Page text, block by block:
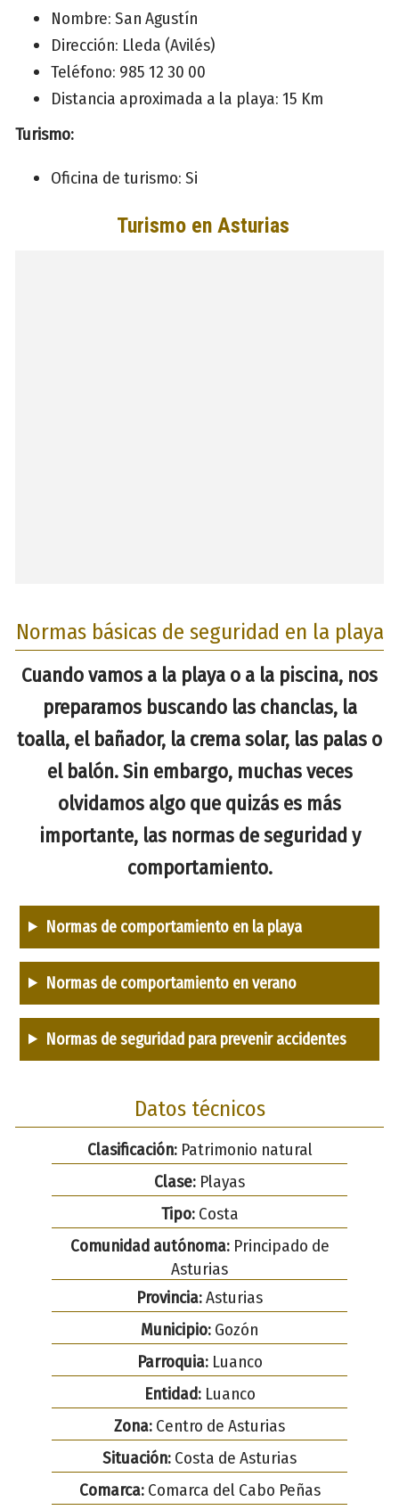
Nombre: San Agustín
Dirección: Lleda (Avilés)
Teléfono: 985 12 30 00
Distancia aproximada a la playa: 15 Km
Turismo:
Oficina de turismo: Si
Normas básicas de seguridad en la playa
Cuando vamos a la playa o a la piscina, nos
preparamos buscando las chanclas, la
toalla, el bañador, la crema solar, las palas o
el balón. Sin embargo, muchas veces
olvidamos algo que quizás es más
importante, las normas de seguridad y
comportamiento.
Normas de comportamiento en la playa
Normas de comportamiento en verano
Normas de seguridad para prevenir accidentes
Datos técnicos
Clasificación:Patrimonio natural
Clase: Playas
Tipo:Costa
Comunidad autónoma:Principado de
Asturias
Provincia:Asturias
Municipio: Gozón
Parroquia:Luanco
Entidad:Luanco
Zona: Centro de Asturias
Situación: Costa de Asturias
Comarca:Comarca del Cabo Peñas